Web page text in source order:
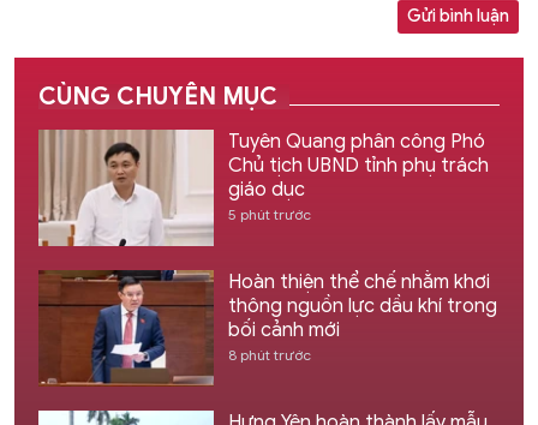
Gửi bình luận
CÙNG CHUYÊN MỤC
Tuyên Quang phân công Phó
Chủ tịch UBND tỉnh phụ trách
giáo dục
5 phút trước
Hoàn thiện thể chế nhằm khơi
thông nguồn lực dầu khí trong
bối cảnh mới
8 phút trước